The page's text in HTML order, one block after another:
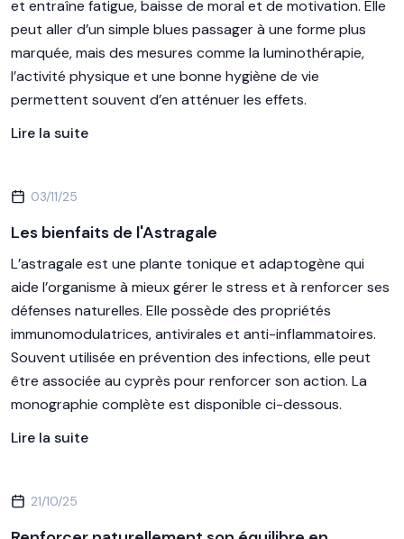
et entraîne fatigue, baisse de moral et de motivation. Elle
peut aller d’un simple blues passager à une forme plus
marquée, mais des mesures comme la luminothérapie,
l’activité physique et une bonne hygiène de vie
permettent souvent d’en atténuer les effets.
Lire la suite
03/11/25
Les bienfaits de l'Astragale
L’astragale est une plante tonique et adaptogène qui
aide l’organisme à mieux gérer le stress et à renforcer ses
défenses naturelles. Elle possède des propriétés
immunomodulatrices, antivirales et anti-inflammatoires.
Souvent utilisée en prévention des infections, elle peut
être associée au cyprès pour renforcer son action. La
monographie complète est disponible ci-dessous.
Lire la suite
21/10/25